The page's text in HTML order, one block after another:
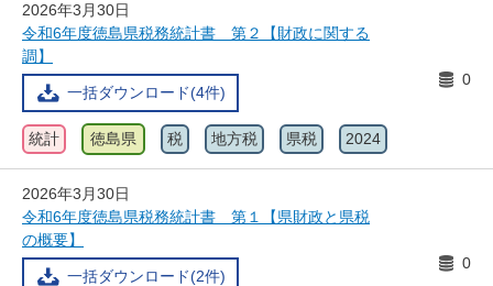
2026年3月30日
令和6年度徳島県税務統計書 第２【財政に関する
調】
一括ダウンロード(4件)
0
統計 徳島県 税 地方税 県税 2024
2026年3月30日
令和6年度徳島県税務統計書 第１【県財政と県税
の概要】
一括ダウンロード(2件)
0